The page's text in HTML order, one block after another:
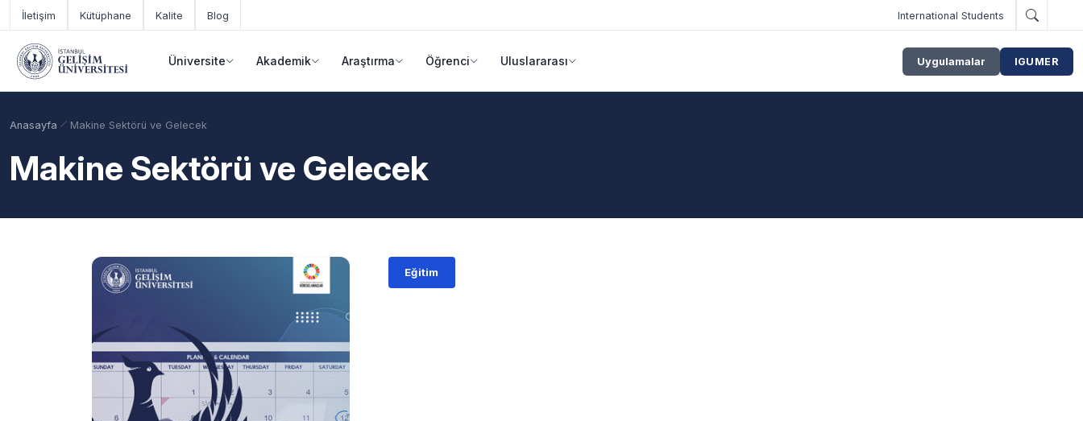
Ana içeriğe geç
İletişim Kütüphane Kalite Blog International Students
Üniversite Akademik Araştırma Öğrenci Uluslararası Uygulamalar IGUMER
Anasayfa Makine Sektörü ve Gelecek
Makine Sektörü ve Gelecek
Eğitim